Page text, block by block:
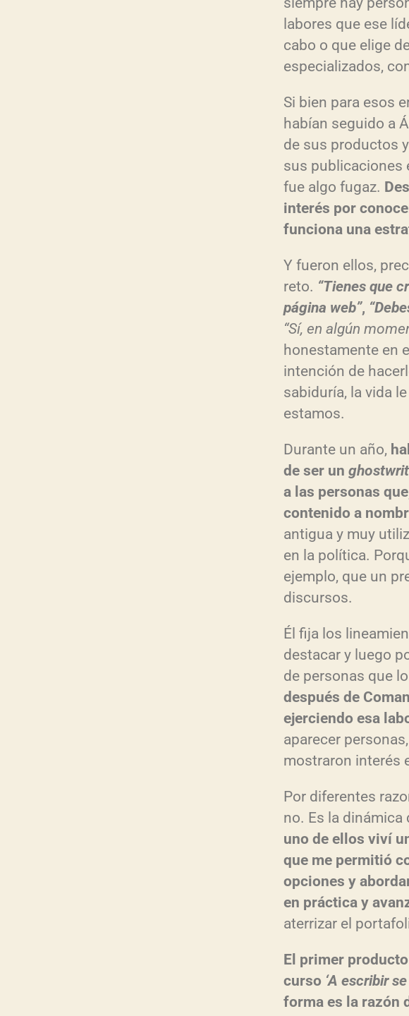
labores que ese
cabo o que elige
especializados,
Si bien para esos
habían seguido a
de sus productos
sus publicaciones
fue algo fugaz.
interés por
funciona una
Y fueron ellos,
reto. “Tienes que
página web”,
“Sí, en algún
honestamente en
intención de
sabiduría, la vida
estamos.
Durante un año,
de ser un
a las personas
contenido a
antigua y muy
en la política.
ejemplo, que un
discursos.
Él fija los
destacar y luego
de personas que
después de
ejerciendo esa
aparecer
mostraron interés
Por diferentes
no. Es la
uno de ellos viví
que me permitió
opciones y
en práctica y
aterrizar el
El primer
curso ‘A escribir
forma es la razón